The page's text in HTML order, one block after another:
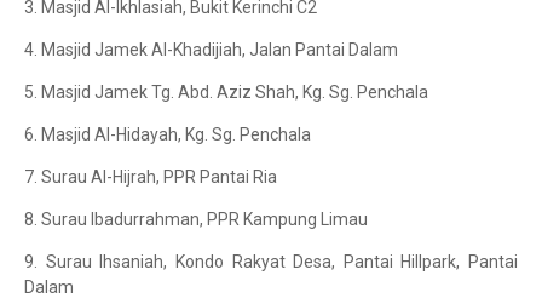
3. Masjid Al-Ikhlasiah, Bukit Kerinchi C2
4. Masjid Jamek Al-Khadijiah, Jalan Pantai Dalam
5. Masjid Jamek Tg. Abd. Aziz Shah, Kg. Sg. Penchala
6. Masjid Al-Hidayah, Kg. Sg. Penchala
7. Surau Al-Hijrah, PPR Pantai Ria
8. Surau Ibadurrahman, PPR Kampung Limau
9. Surau Ihsaniah, Kondo Rakyat Desa, Pantai Hillpark, Pantai
Dalam